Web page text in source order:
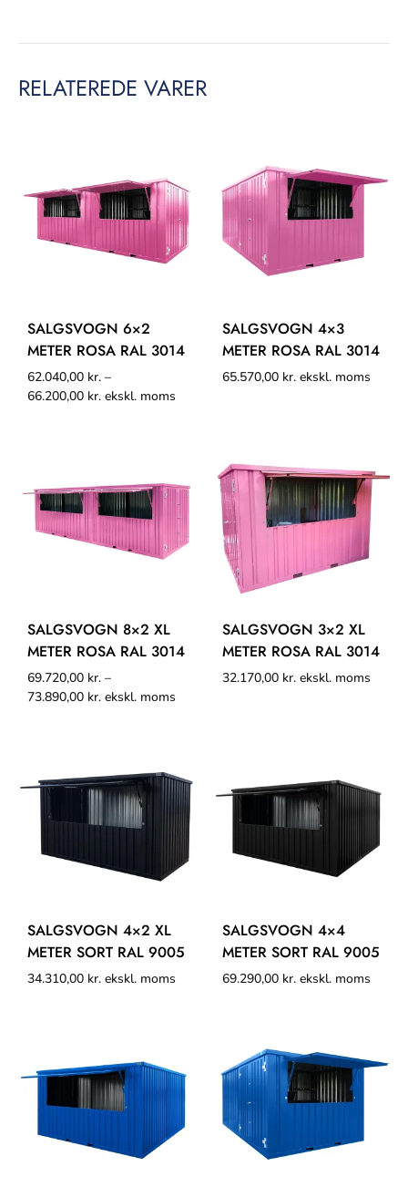
RELATEREDE VARER
SALGSVOGN 6×2
METER ROSA RAL 3014
62.040,00 kr. –
66.200,00 kr. ekskl. moms
SALGSVOGN 4×3
METER ROSA RAL 3014
65.570,00 kr. ekskl. moms
SALGSVOGN 8×2 XL
METER ROSA RAL 3014
69.720,00 kr. –
73.890,00 kr. ekskl. moms
SALGSVOGN 3×2 XL
METER ROSA RAL 3014
32.170,00 kr. ekskl. moms
SALGSVOGN 4×2 XL
METER SORT RAL 9005
34.310,00 kr. ekskl. moms
SALGSVOGN 4×4
METER SORT RAL 9005
69.290,00 kr. ekskl. moms